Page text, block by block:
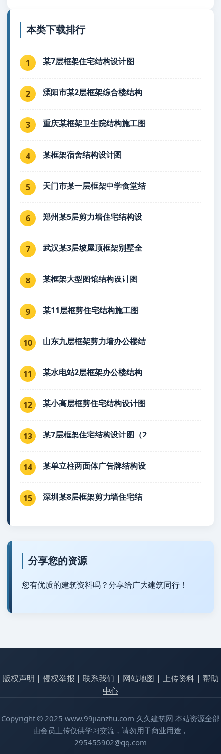
本类下载排行
1 某7层框架住宅结构设计图
2 溧阳市某2层框架综合楼结构
3 重庆某框架卫生院结构施工图
4 某框架宿舍结构设计图
5 天门市某一层框架中学食堂结
6 郑州某5层剪力墙住宅结构设
7 武汉某3层坡屋顶框架别墅全
8 某框架大型图馆结构设计图
9 某11层框剪住宅结构施工图
10 山东九层框架剪力墙办公楼结
11 某水电站2层框架办公楼结构
12 某小高层框剪住宅结构设计图
13 某7层框架住宅结构设计图（2
14 某单立柱两面体广告牌结构设
15 深圳某8层框架剪力墙住宅结
分享您的资源
您有优质的建筑资料吗？分享给广大建筑同行！
版权声明 | 侵权举报 | 联系我们 | 网站地图 | 上传资料| 帮助
中心
Copyright © 2025 www.99jianzhu.com 久久建筑网 本站资源全部
由会员上传仅供学习交流，请勿用于商业用途，
295455902@qq.com